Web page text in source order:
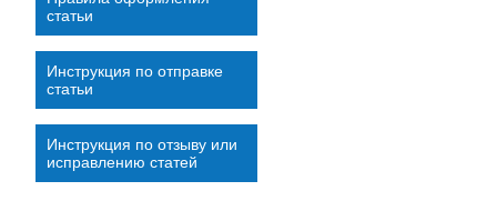
статьи
Инструкция по отправке
статьи
Инструкция по отзыву или
исправлению статей